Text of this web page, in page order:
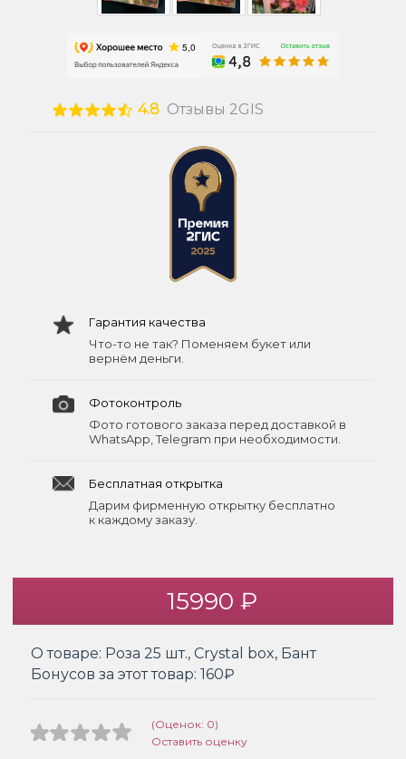
4.8 Отзывы 2GIS
Гарантия качества
Что-то не так? Поменяем букет или
вернём деньги.
Фотоконтроль
Фото готового заказа перед доставкой в
WhatsApp, Telegram при необходимости.
Бесплатная открытка
Дарим фирменную открытку бесплатно
к каждому заказу.
15990 ₽
О товаре: Роза 25 шт., Crystal box, Бант
Бонусов за этот товар: 160₽
(Оценок: 0)
Оставить оценку